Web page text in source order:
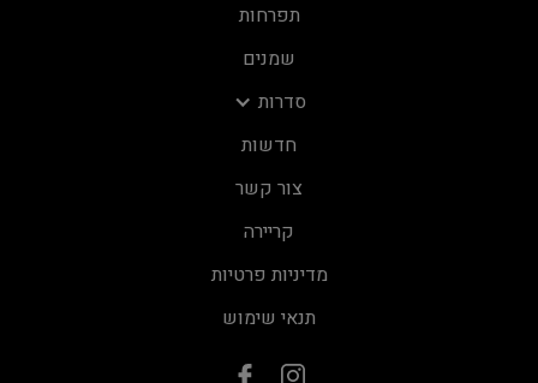
תפרחות
שמנים
סדרות
חדשות
צור קשר
קריירה
מדיניות פרטיות
תנאי שימוש